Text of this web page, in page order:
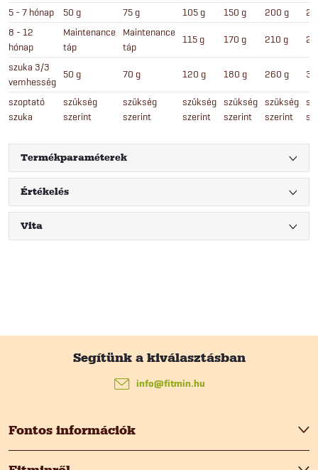
5 - 7 hónap
50 g 75 g 105 g 150 g 200 g
8 - 12
hónap
Maintenance
táp
Maintenance
táp
115 g 170 g 210 g
szuka 3/3
vemhesség
50 g 70 g 120 g 180 g 260 g
szoptató
szuka
szükség
szerint
szükség
szerint
szükség
szerint
szükség
szerint
szükség
szerint
Termékparaméterek
Értékelés
Vita
bFontos információk
info@fitmin.hu